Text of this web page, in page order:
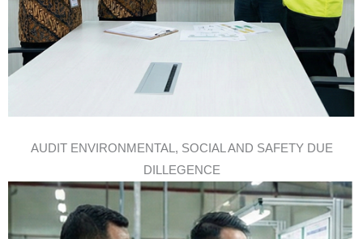
AUDIT ENVIRONMENTAL, SOCIAL AND SAFETY DUE
DILLEGENCE